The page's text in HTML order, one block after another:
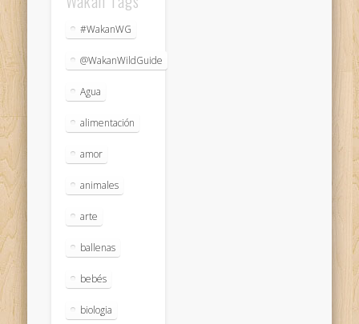
#WakanWG
@WakanWildGuide
Agua
alimentación
amor
animales
arte
ballenas
bebés
biologia